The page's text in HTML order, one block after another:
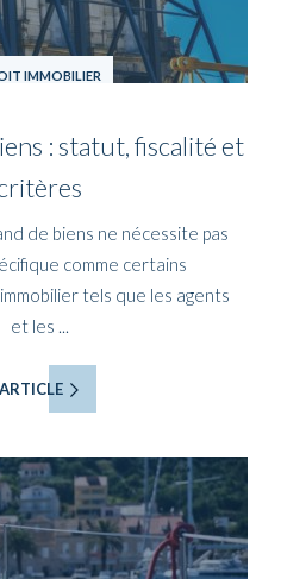
IMMOBILIER
: statut, fiscalité et
de biens ne nécessite pas
comme certains
tels que les agents
et les ...